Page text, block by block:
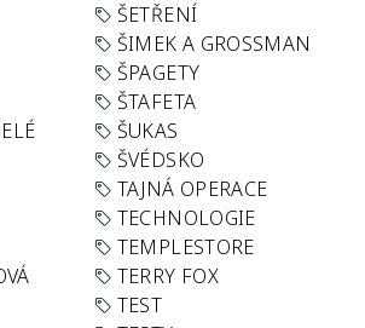
ŠETŘENÍ
ŠIMEK A GROSSMAN
ŠPAGETY
ŠTAFETA
ŠUKAS
ŠVÉDSKO
TAJNÁ OPERACE
TECHNOLOGIE
TEMPLESTORE
TERRY FOX
TEST